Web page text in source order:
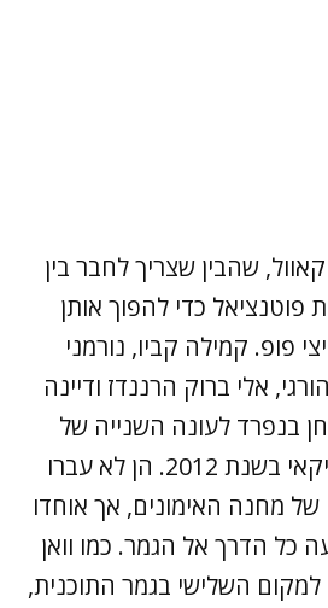
שהבין שצריך לחבר בין
פוטנציאל כדי להפוך אותן
פופ. קמילה קביו, נורמני
אלי ברוק הרננדז ודיינה
בנפרד לעונה השנייה של
״אקס פקטור״ האמריקאי בשנת 2012. הן לא עברו
מחנה האימונים, אך אוחדו
הדרך אל הגמר. כמו וואן
למקום השלישי בגמר התוכנית,